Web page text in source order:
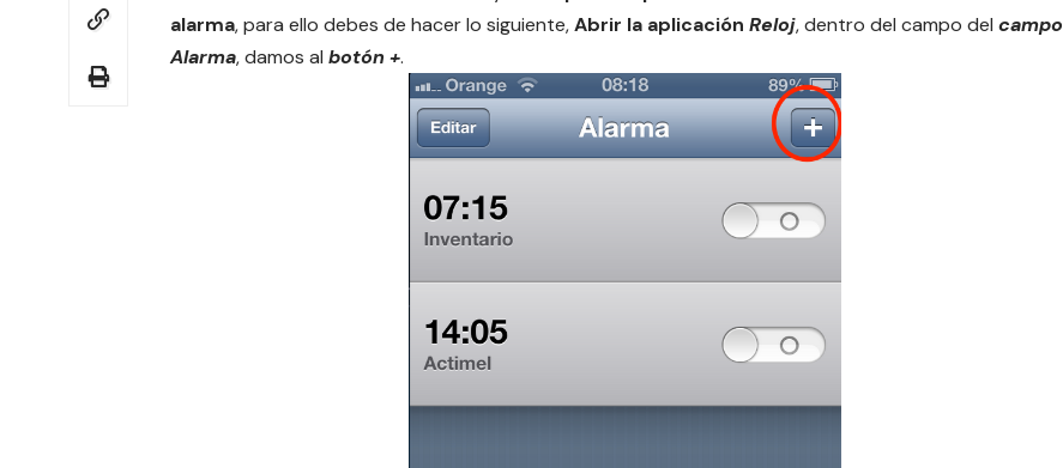
alarma, para ello debes de hacer lo siguiente,Abrir la aplicación Reloj, dentro del campo del campo
Alarma, damos al botón +.